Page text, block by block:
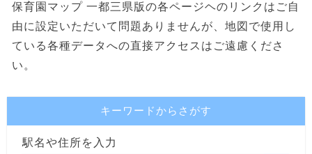
保育園マップ 一都三県版の各ページヘのリンクはご自
由に設定いただいて問題ありませんが、地図で使用し
ている各種データへの直接アクセスはご遠慮くださ
い。
キーワードからさがす
駅名や住所を入力